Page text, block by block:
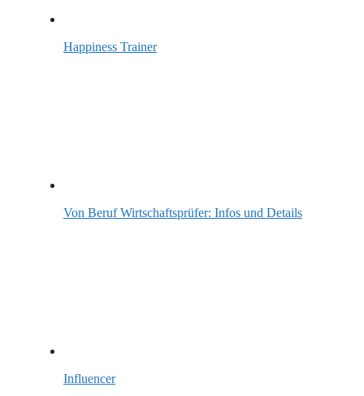
Happiness Trainer
Von Beruf Wirtschaftsprüfer: Infos und Details
Influencer